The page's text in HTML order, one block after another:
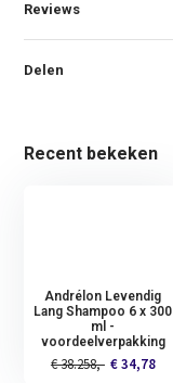
Reviews
Delen
Recent bekeken
Andrélon Levendig
Lang Shampoo 6 x 300
ml -
voordeelverpakking
€ 38.258,- € 34,78